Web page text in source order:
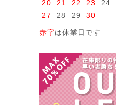
20
21 22 23 24
27
28 29 30
赤字は休業日です